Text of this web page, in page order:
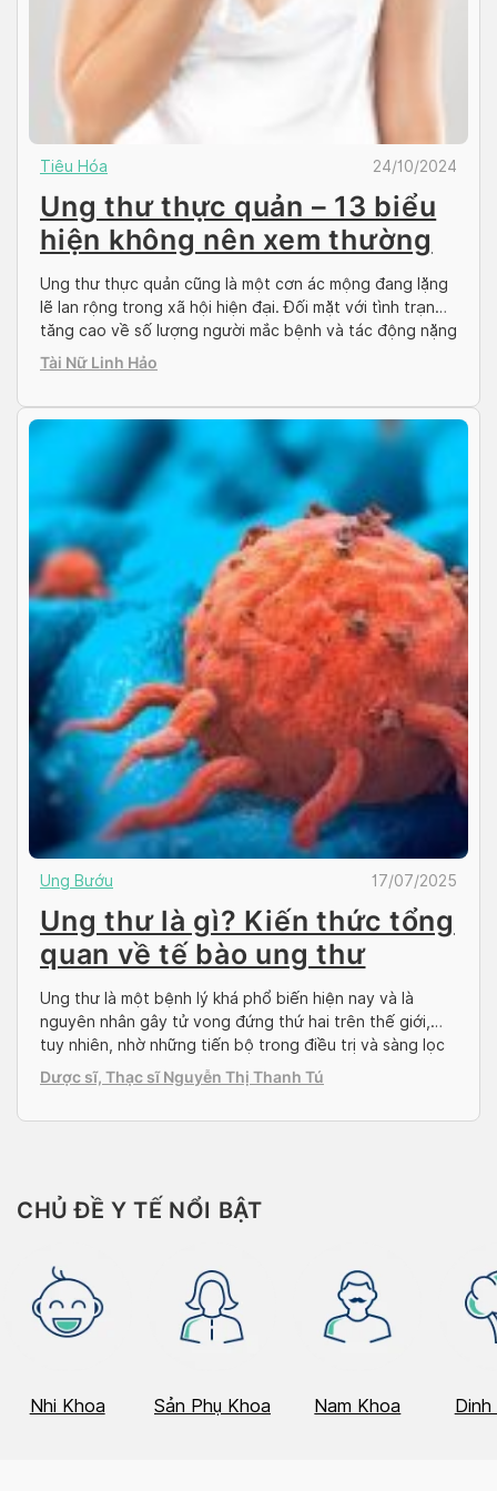
Tiêu Hóa 24/10/2024
Ung thư thực quản – 13 biểu
hiện không nên xem thường
Ung thư thực quản cũng là một cơn ác mộng đang lặng
lẽ lan rộng trong xã hội hiện đại. Đối mặt với tình trạng
tăng cao về số lượng người mắc bệnh và tác động nặng
nề của nó đến sức khỏe và chất lượng cuộc sống,
Tài Nữ Linh Hảo
Ung Bướu 17/07/2025
Ung thư là gì? Kiến thức tổng
quan về tế bào ung thư
Ung thư là một bệnh lý khá phổ biến hiện nay và là
nguyên nhân gây tử vong đứng thứ hai trên thế giới,
tuy nhiên, nhờ những tiến bộ trong điều trị và sàng lọc
ban đầu, tỉ lệ tử vong đang ngày càng cải thiện đối với
nhiều loại ung thư. Ung thư […]
Dược sĩ, Thạc sĩ Nguyễn Thị Thanh Tú
CHỦ ĐỀ Y TẾ NỔI BẬT
Nhi Khoa Sản Phụ Khoa Nam Khoa Dinh